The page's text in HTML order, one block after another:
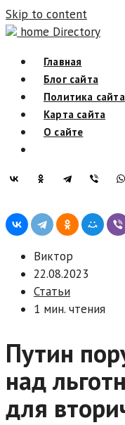
Skip to content
home Directory
Главная
Блог сайта
Политика сайта
Карта сайта
О сайте
Виктор
22.08.2023
Статьи
1 мин. чтения
Путин
над
для